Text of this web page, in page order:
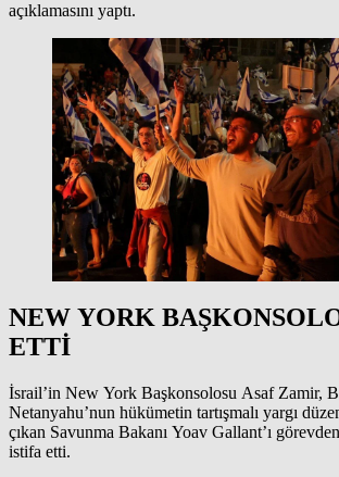
açıklamasını yaptı.
NEW YORK
ETTİ
İsrail’in New York Başkonsolosu Asaf Zamir,
Netanyahu’nun hükümetin tartışmalı yargı
çıkan Savunma Bakanı Yoav Gallant’ı
istifa etti.